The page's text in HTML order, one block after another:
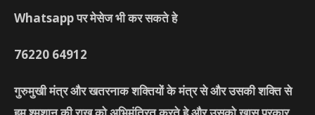
Whatsapp पर मेसेज भी कर सकते हे
76220 64912
गुरुमुखी मंत्र और खतरनाक शक्तियों के मंत्र से और उसकी शक्ति से